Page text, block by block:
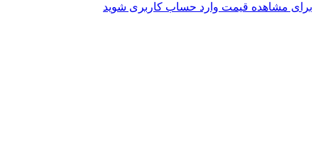
برای مشاهده قیمت وارد حساب کاربری شوید